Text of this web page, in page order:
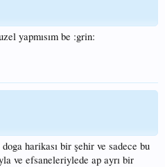
yapmısım be :grin:
harikası bir şehir ve sadece bu
ve efsaneleriylede ap ayrı bir